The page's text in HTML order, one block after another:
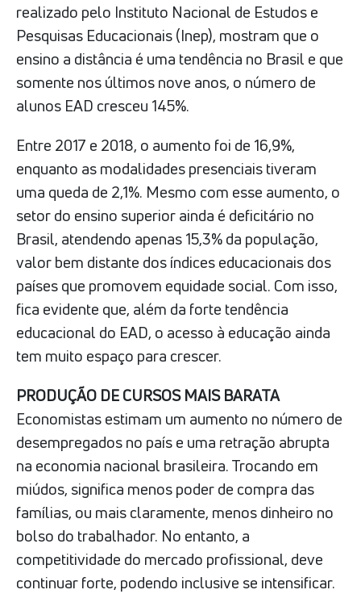
realizado pelo Instituto Nacional de Estudos e
Pesquisas Educacionais (Inep), mostram que o
ensino a distância é uma tendência no Brasil e que
somente nos últimos nove anos, o número de
alunos EAD cresceu 145%.
Entre 2017 e 2018, o aumento foi de 16,9%,
enquanto as modalidades presenciais tiveram
uma queda de 2,1%. Mesmo com esse aumento, o
setor do ensino superior ainda é deficitário no
Brasil, atendendo apenas 15,3% da população,
valor bem distante dos índices educacionais dos
países que promovem equidade social. Com isso,
fica evidente que, além da forte tendência
educacional do EAD, o acesso à educação ainda
tem muito espaço para crescer.
PRODUÇÃO DE CURSOS MAIS BARATA
Economistas estimam um aumento no número de
desempregados no país e uma retração abrupta
na economia nacional brasileira. Trocando em
miúdos, significa menos poder de compra das
famílias, ou mais claramente, menos dinheiro no
bolso do trabalhador. No entanto, a
competitividade do mercado profissional, deve
continuar forte, podendo inclusive se intensificar.